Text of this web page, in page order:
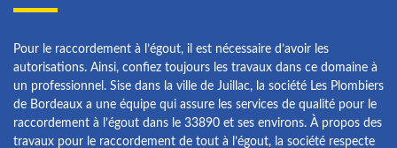
Pour le raccordement à l’égout, il est nécessaire d’avoir les
autorisations. Ainsi, confiez toujours les travaux dans ce domaine à
un professionnel. Sise dans la ville de Juillac, la société Les Plombiers
de Bordeaux a une équipe qui assure les services de qualité pour le
raccordement à l’égout dans le 33890 et ses environs. À propos des
travaux pour le raccordement de tout à l’égout, la société respecte